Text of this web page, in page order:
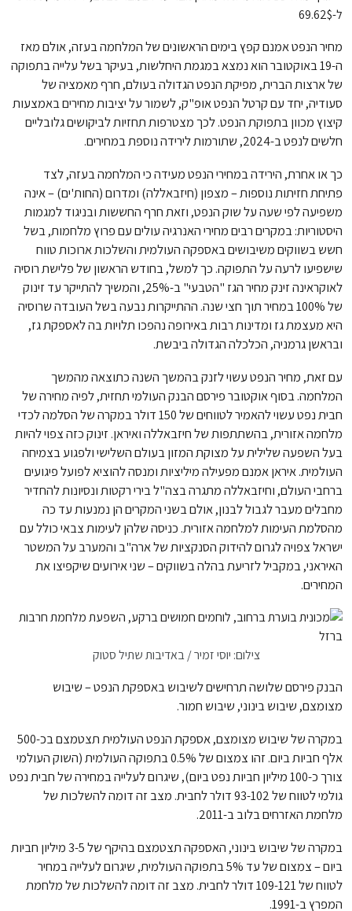
מחיר הנפט אמנם קפץ בימים הראשונים של המלחמה בעזה, אולם מאז
ה-19 באוקטובר הוא נמצא במגמת היחלשות, בעיקר בשל עלייה בתפוקה
של ארצות הברית, מפיקת הנפט הגדולה בעולם, חרף מאמציה של
סעודיה, יחד עם קרטל הנפט אופ"ק, לשמור על יציבות מחירים באמצעות
קיצוץ מכוון בתפוקת הנפט. לכך מצטרפות תחזיות לביקושים גלובליים
חלשים לנפט ב-2024, שתורמות לירידה נוספת במחירים.
כך או אחרת, הירידה במחירי הנפט מעידה כי המלחמה בעזה, לצד
פתיחת חזיתות נוספות – מצפון (חיזבאללה) ומדרום (החות'ים) – אינה
משפיעה לפי שעה על שוק הנפט, וזאת חרף החששות ובניגוד למגמות
היסטוריות: במקרים רבים מחירי האנרגיה עולים עם פרוץ מלחמות, בשל
חשש בשווקים משיבושים באספקה העולמית והשלכות ארוכות טווח
שישפיעו לרעה על התפוקה. כך למשל, בחודש הראשון של פלישת רוסיה
לאוקראינה זינק מחיר הגז "הטבעי" ב-25%, והמשיך להתייקר עד זינוק
של 100% במחיר תוך חצי שנה. ההתייקרות נבעה בשל העובדה שרוסיה
היא מעצמת גז ומדינות רבות באירופה נהפכו תלויות בה לאספקת גז,
ובראשן גרמניה, הכלכלה הגדולה ביבשת.
עם זאת, מחיר הנפט עשוי לזנק בהמשך השנה כתוצאה מהמשך
המלחמה. בסוף אוקטובר פירסם הבנק העולמי תחזית, לפיה מחירה של
חבית נפט עשוי להאמיר לטווחים של 150 דולר במקרה של הסלמה לכדי
מלחמה אזורית, בהשתתפות של חיזבאללה ואיראן. זינוק כזה צפוי להיות
בעל השפעה שלילית על מצוקת המזון בעולם השלישי ולפגוע בצמיחה
העולמית. איראן אמנם מפעילה מיליציות ומנסה להוציא לפועל פיגועים
ברחבי העולם, וחיזבאללה מתגרה בצה"ל בירי רקטות ונסיונות להחדיר
מחבלים מעבר לגבול לבנון, אולם בשני המקרים הן נמנעות עד כה
מהסלמת העימות למלחמה אזורית. כניסה שלהן לעימות צבאי כולל עם
ישראל צפויה לגרום להידוק הסנקציות של ארה"ב והמערב על המשטר
האיראני, במקביל לזריעת בהלה בשווקים – שני אירועים שיקפיצו את
המחירים.
צילום: יוסי זמיר / באדיבות שתיל סטוק
הבנק פירסם שלושה תרחישים לשיבוש באספקת הנפט – שיבוש
מצומצם, שיבוש בינוני, שיבוש חמור.
במקרה של שיבוש מצומצם, אספקת הנפט העולמית תצטמצם בכ-500
אלף חביות ביום. זהו צמצום של 0.5% בתפוקה העולמית (השוק העולמי
צורך כ-100 מיליון חביות נפט ביום), שיגרום לעלייה במחירה של חבית נפט
גולמי לטווח של 93-102 דולר לחבית. מצב זה דומה להשלכות של
מלחמת האזרחים בלוב ב-2011.
במקרה של שיבוש בינוני, האספקה תצטמצם בהיקף של 3-5 מיליון חביות
ביום – צמצום של עד 5% בתפוקה העולמית, שיגרום לעלייה במחיר
לטווח של 109-121 דולר לחבית. מצב זה דומה להשלכות של מלחמת
המפרץ ב-1991.